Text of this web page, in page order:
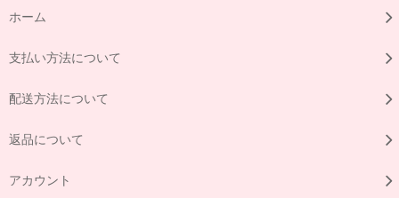
ホーム
支払い方法について
配送方法について
返品について
アカウント